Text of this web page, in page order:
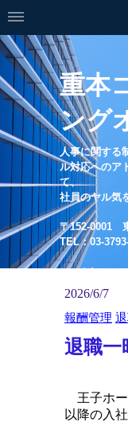
重本
ング
人事に関する
ル対応へのア
て、
社員のヤル気
〒152-0001
TEL：03-
2026/6/7
報酬管理
退職一
王子ホー
以降の入